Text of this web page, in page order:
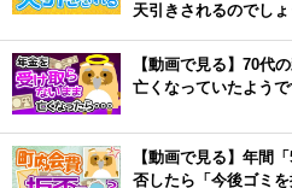
天引きされるのでしょ
【動画で見る】70代
亡くなっていたよう
【動画で見る】年間
否したら「今後ゴミ